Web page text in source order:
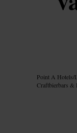
Point A Hotels/
Craftbierbars &